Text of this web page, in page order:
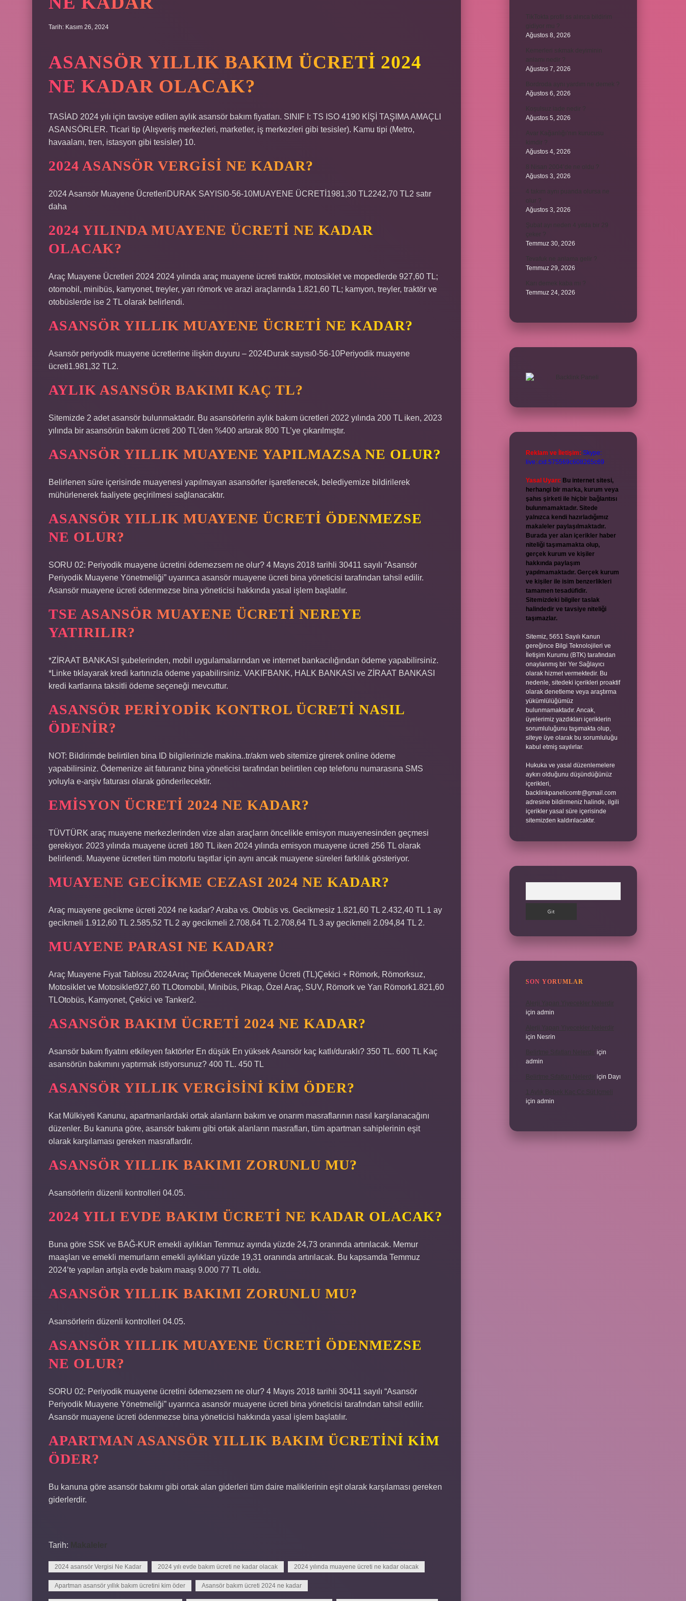
Tarih: Kasım 26, 2024
ASANSÖR YILLIK BAKIM ÜCRETI 2024
NE KADAR OLACAK?
TASİAD 2024 yılı için tavsiye edilen aylık asansör bakım fiyatları. SINIF I: TS ISO 4190 KİŞİ TAŞIMA AMAÇLI
ASANSÖRLER. Ticari tip (Alışveriş merkezleri, marketler, iş merkezleri gibi tesisler). Kamu tipi (Metro,
havaalanı, tren, istasyon gibi tesisler) 10.
2024 ASANSÖR VERGISI NE KADAR?
2024 Asansör Muayene ÜcretleriDURAK SAYISI0-56-10MUAYENE ÜCRETİ1981,30 TL2242,70 TL2 satır
daha
2024 YILINDA MUAYENE ÜCRETI NE KADAR
OLACAK?
Araç Muayene Ücretleri 2024 2024 yılında araç muayene ücreti traktör, motosiklet ve mopedlerde 927,60 TL;
otomobil, minibüs, kamyonet, treyler, yarı römork ve arazi araçlarında 1.821,60 TL; kamyon, treyler, traktör ve
otobüslerde ise 2 TL olarak belirlendi.
ASANSÖR YILLIK MUAYENE ÜCRETI NE KADAR?
Asansör periyodik muayene ücretlerine ilişkin duyuru – 2024Durak sayısı0-56-10Periyodik muayene
ücreti1.981,32 TL2.
AYLIK ASANSÖR BAKIMI KAÇ TL?
Sitemizde 2 adet asansör bulunmaktadır. Bu asansörlerin aylık bakım ücretleri 2022 yılında 200 TL iken, 2023
yılında bir asansörün bakım ücreti 200 TL’den %400 artarak 800 TL’ye çıkarılmıştır.
ASANSÖR YILLIK MUAYENE YAPILMAZSA NE OLUR?
Belirlenen süre içerisinde muayenesi yapılmayan asansörler işaretlenecek, belediyemize bildirilerek
mühürlenerek faaliyete geçirilmesi sağlanacaktır.
ASANSÖR YILLIK MUAYENE ÜCRETI ÖDENMEZSE
NE OLUR?
SORU 02: Periyodik muayene ücretini ödemezsem ne olur? 4 Mayıs 2018 tarihli 30411 sayılı “Asansör
Periyodik Muayene Yönetmeliği” uyarınca asansör muayene ücreti bina yöneticisi tarafından tahsil edilir.
Asansör muayene ücreti ödenmezse bina yöneticisi hakkında yasal işlem başlatılır.
TSE ASANSÖR MUAYENE ÜCRETI NEREYE
YATIRILIR?
*ZİRAAT BANKASI şubelerinden, mobil uygulamalarından ve internet bankacılığından ödeme yapabilirsiniz.
*Linke tıklayarak kredi kartınızla ödeme yapabilirsiniz. VAKIFBANK, HALK BANKASI ve ZİRAAT BANKASI
kredi kartlarına taksitli ödeme seçeneği mevcuttur.
ASANSÖR PERIYODIK KONTROL ÜCRETI NASIL
ÖDENIR?
NOT: Bildirimde belirtilen bina ID bilgilerinizle makina..tr/akm web sitemize girerek online ödeme
yapabilirsiniz. Ödemenize ait faturanız bina yöneticisi tarafından belirtilen cep telefonu numarasına SMS
yoluyla e-arşiv faturası olarak gönderilecektir.
EMISYON ÜCRETI 2024 NE KADAR?
TÜVTÜRK araç muayene merkezlerinden vize alan araçların öncelikle emisyon muayenesinden geçmesi
gerekiyor. 2023 yılında muayene ücreti 180 TL iken 2024 yılında emisyon muayene ücreti 256 TL olarak
belirlendi. Muayene ücretleri tüm motorlu taşıtlar için aynı ancak muayene süreleri farklılık gösteriyor.
MUAYENE GECIKME CEZASI 2024 NE KADAR?
Araç muayene gecikme ücreti 2024 ne kadar? Araba vs. Otobüs vs. Gecikmesiz 1.821,60 TL 2.432,40 TL 1 ay
gecikmeli 1.912,60 TL 2.585,52 TL 2 ay gecikmeli 2.708,64 TL 2.708,64 TL 3 ay gecikmeli 2.094,84 TL 2.
MUAYENE PARASI NE KADAR?
Araç Muayene Fiyat Tablosu 2024Araç TipiÖdenecek Muayene Ücreti (TL)Çekici + Römork, Römorksuz,
Motosiklet ve Motosiklet927,60 TLOtomobil, Minibüs, Pikap, Özel Araç, SUV, Römork ve Yarı Römork1.821,60
TLOtobüs, Kamyonet, Çekici ve Tanker2.
ASANSÖR BAKIM ÜCRETI 2024 NE KADAR?
Asansör bakım fiyatını etkileyen faktörler En düşük En yüksek Asansör kaç katlı/duraklı? 350 TL. 600 TL Kaç
asansörün bakımını yaptırmak istiyorsunuz? 400 TL. 450 TL
ASANSÖR YILLIK VERGISINI KIM ÖDER?
Kat Mülkiyeti Kanunu, apartmanlardaki ortak alanların bakım ve onarım masraflarının nasıl karşılanacağını
düzenler. Bu kanuna göre, asansör bakımı gibi ortak alanların masrafları, tüm apartman sahiplerinin eşit
olarak karşılaması gereken masraflardır.
ASANSÖR YILLIK BAKIMI ZORUNLU MU?
Asansörlerin düzenli kontrolleri 04.05.
2024 YILI EVDE BAKIM ÜCRETI NE KADAR OLACAK?
Buna göre SSK ve BAĞ-KUR emekli aylıkları Temmuz ayında yüzde 24,73 oranında artırılacak. Memur
maaşları ve emekli memurların emekli aylıkları yüzde 19,31 oranında artırılacak. Bu kapsamda Temmuz
2024’te yapılan artışla evde bakım maaşı 9.000 77 TL oldu.
ASANSÖR YILLIK BAKIMI ZORUNLU MU?
Asansörlerin düzenli kontrolleri 04.05.
ASANSÖR YILLIK MUAYENE ÜCRETI ÖDENMEZSE
NE OLUR?
SORU 02: Periyodik muayene ücretini ödemezsem ne olur? 4 Mayıs 2018 tarihli 30411 sayılı “Asansör
Periyodik Muayene Yönetmeliği” uyarınca asansör muayene ücreti bina yöneticisi tarafından tahsil edilir.
Asansör muayene ücreti ödenmezse bina yöneticisi hakkında yasal işlem başlatılır.
APARTMAN ASANSÖR YILLIK BAKIM ÜCRETINI KIM
ÖDER?
Bu kanuna göre asansör bakımı gibi ortak alan giderleri tüm daire maliklerinin eşit olarak karşılaması gereken
giderlerdir.
Tarih: Makaleler
2024 asansör Vergisi Ne Kadar 2024 yılı evde bakım ücreti ne kadar olacak 2024 yılında muayene ücreti ne kadar olacak
Apartman asansör yıllık bakım ücretini kim öder Asansör bakım ücreti 2024 ne kadar
TikTokta profil ss alınca bildirim
gidiyor mu ?
Ağustos 8, 2026
Kemerleri sıkmak deyiminin
anlamı nedir ?
Ağustos 7, 2026
Bordroda aynı yardım ne demek ?
Ağustos 6, 2026
Koşulsuz iade nedir ?
Ağustos 5, 2026
Ağustos 4, 2026
Ağustos 3, 2026
4 takım aynı puanda olursa ne
Ağustos 3, 2026
Şubat ayı neden 4 yılda bir 29
Temmuz 30, 2026
Temmuz 29, 2026
Temmuz 24, 2026
Reklam ve İletişim: Skype:
live:.cid.575569c608265c69
Yasal Uyarı: Bu internet sitesi,
herhangi bir marka, kurum veya
şahıs şirketi ile hiçbir bağlantısı
bulunmamaktadır. Sitede
yalnızca kendi hazırladığımız
makaleler paylaşılmaktadır.
Burada yer alan içerikler haber
niteliği taşımamakta olup,
gerçek kurum ve kişiler
hakkında paylaşım
yapılmamaktadır. Gerçek kurum
ve kişiler ile isim benzerlikleri
tamamen tesadüfidir.
Sitemizdeki bilgiler taslak
halindedir ve tavsiye niteliği
taşımazlar.
Sitemiz, 5651 Sayılı Kanun
gereğince Bilgi Teknolojileri ve
İletişim Kurumu (BTK) tarafından
onaylanmış bir Yer Sağlayıcı
olarak hizmet vermektedir. Bu
nedenle, sitedeki içerikleri proaktif
olarak denetleme veya araştırma
yükümlülüğümüz
bulunmamaktadır. Ancak,
üyelerimiz yazdıkları içeriklerin
sorumluluğunu taşımakta olup,
siteye üye olarak bu sorumluluğu
kabul etmiş sayılırlar.
Hukuka ve yasal düzenlemelere
aykırı olduğunu düşündüğünüz
içerikleri,
backlinkpanelicomtr@gmail.com
adresine bildirmeniz halinde, ilgili
içerikler yasal süre içerisinde
sitemizden kaldırılacaktır.
SON YORUMLAR
için admin
için Nesrin
için
admin
için Dayı
için admin